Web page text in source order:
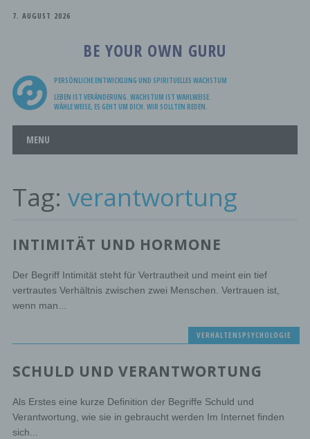
7. AUGUST 2026
BE YOUR OWN GURU
PERSÖNLICHE ENTWICKLUNG UND SPIRITUELLES WACHSTUM
LEBEN IST VERÄNDERUNG. WACHSTUM IST WAHLWEISE.
WÄHLE WEISE, ES GEHT UM DICH. WIR SOLLTEN REDEN.
Main menu
MENU
Tag: verantwortung
INTIMITÄT UND HORMONE
Der Begriff Intimität steht für Vertrautheit und meint ein tief
vertrautes Verhältnis zwischen zwei Menschen. Vertrauen ist,
wenn man...
VERHALTENSPSYCHOLOGIE
SCHULD UND VERANTWORTUNG
Als Erstes eine kurze Definition der Begriffe Schuld und
Verantwortung, wie sie in gebraucht werden Im Internet finden
sich...